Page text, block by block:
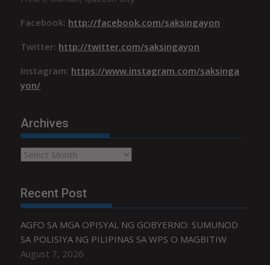
Facebook: http://facebook.com/saksingayon
Twitter: http://twitter.com/saksingayon
Instagram: https://www.instagram.com/saksinga
yon/
Archives
Archives
Recent Post
AGFO SA MGA OPISYAL NG GOBYERNO: SUMUNOD
SA POLISIYA NG PILIPINAS SA WPS O MAGBITIW
August 7, 2026